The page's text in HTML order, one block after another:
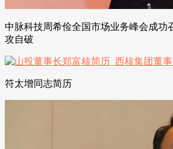
中脉科技周希俭全国市场业务峰会成功
攻自破
符太增同志简历